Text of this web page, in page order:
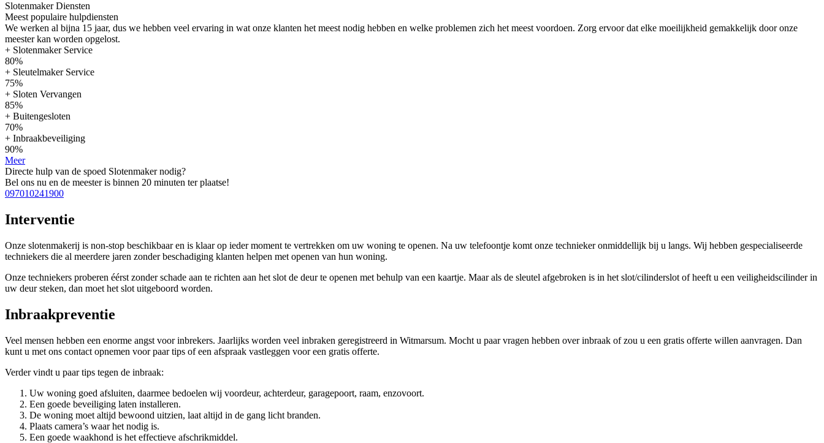
Slotenmaker Diensten
Meest populaire hulpdiensten
We werken al bijna 15 jaar, dus we hebben veel ervaring in wat onze klanten het meest nodig hebben en welke problemen zich het meest voordoen. Zorg ervoor dat elke moeilijkheid gemakkelijk door onze
meester kan worden opgelost.
+ Slotenmaker Service
80%
+ Sleutelmaker Service
75%
+ Sloten Vervangen
85%
+ Buitengesloten
70%
+ Inbraakbeveiliging
90%
Meer
Directe hulp van de spoed Slotenmaker nodig?
Bel ons nu en de meester is binnen 20 minuten ter plaatse!
097010241900
Interventie
Onze slotenmakerij is non-stop beschikbaar en is klaar op ieder moment te vertrekken om uw woning te openen. Na uw telefoontje komt onze technieker onmiddellijk bij u langs. Wij hebben gespecialiseerde
techniekers die al meerdere jaren zonder beschadiging klanten helpen met openen van hun woning.
Onze techniekers proberen éérst zonder schade aan te richten aan het slot de deur te openen met behulp van een kaartje. Maar als de sleutel afgebroken is in het slot/cilinderslot of heeft u een veiligheidscilinder in
uw deur steken, dan moet het slot uitgeboord worden.
Inbraakpreventie
Veel mensen hebben een enorme angst voor inbrekers. Jaarlijks worden veel inbraken geregistreerd in Witmarsum. Mocht u paar vragen hebben over inbraak of zou u een gratis offerte willen aanvragen. Dan
kunt u met ons contact opnemen voor paar tips of een afspraak vastleggen voor een gratis offerte.
Verder vindt u paar tips tegen de inbraak:
Uw woning goed afsluiten, daarmee bedoelen wij voordeur, achterdeur, garagepoort, raam, enzovoort.
Een goede beveiliging laten installeren.
De woning moet altijd bewoond uitzien, laat altijd in de gang licht branden.
Plaats camera’s waar het nodig is.
Een goede waakhond is het effectieve afschrikmiddel.